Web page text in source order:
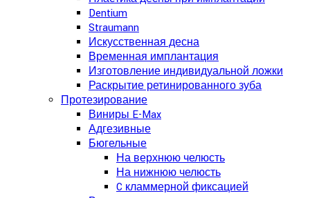
Dentium
Straumann
Искусственная десна
Временная имплантация
Изготовление индивидуальной ложки
Раскрытие ретинированного зуба
Протезирование
Виниры E-Max
Адгезивные
Бюгельные
На верхнюю челюсть
На нижнюю челюсть
C кламмерной фиксацией